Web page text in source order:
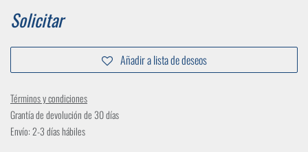
Solicitar
Añadir a lista de deseos
Términos y condiciones
Grantía de devolución de 30 días
Envío: 2-3 días hábiles